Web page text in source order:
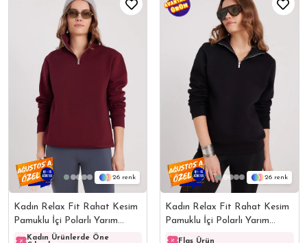
26
Kadın Relax Fit Rahat Kesim
Pamuklu İçi Polarlı Yarım
Fermuarlı Bordo Dik Yaka
Kadın Ürünlerde Öne
Kadın Ürünlerde Öne
26
Kadın Relax Fit Rahat Kesim
Pamuklu İçi Polarlı Yarım
Fermuarlı Siyah Dik Yaka
Flaş Ürün